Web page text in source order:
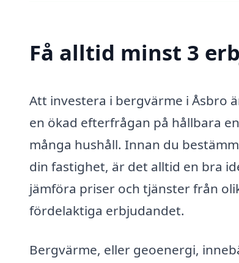
Få alltid minst 3
Att investera i bergvärme i Åsbro
en ökad efterfrågan på hållbara
många hushåll. Innan du
din fastighet, är det alltid en bra
jämföra priser och tjänster från
fördelaktiga erbjudandet.
Bergvärme, eller geoenergi,